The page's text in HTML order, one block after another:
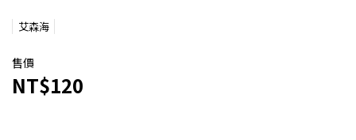
艾森海
售價
NT$120